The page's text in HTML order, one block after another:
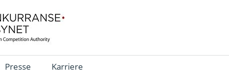
Presse Karriere